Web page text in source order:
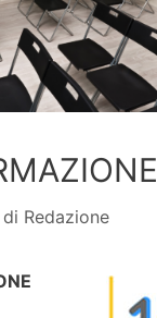
di Redazione